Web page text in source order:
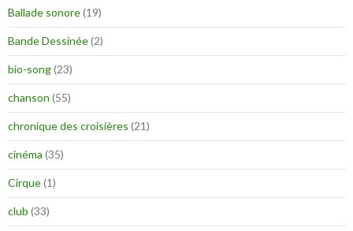
Ballade sonore(19)
Bande Dessinée(2)
bio-song(23)
chanson (55)
chronique des croisières (21)
cinéma (35)
Cirque(1)
club (33)